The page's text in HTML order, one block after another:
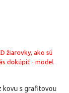
žiarovky, ako sú
dokúpiť - model
kovu s grafitovou